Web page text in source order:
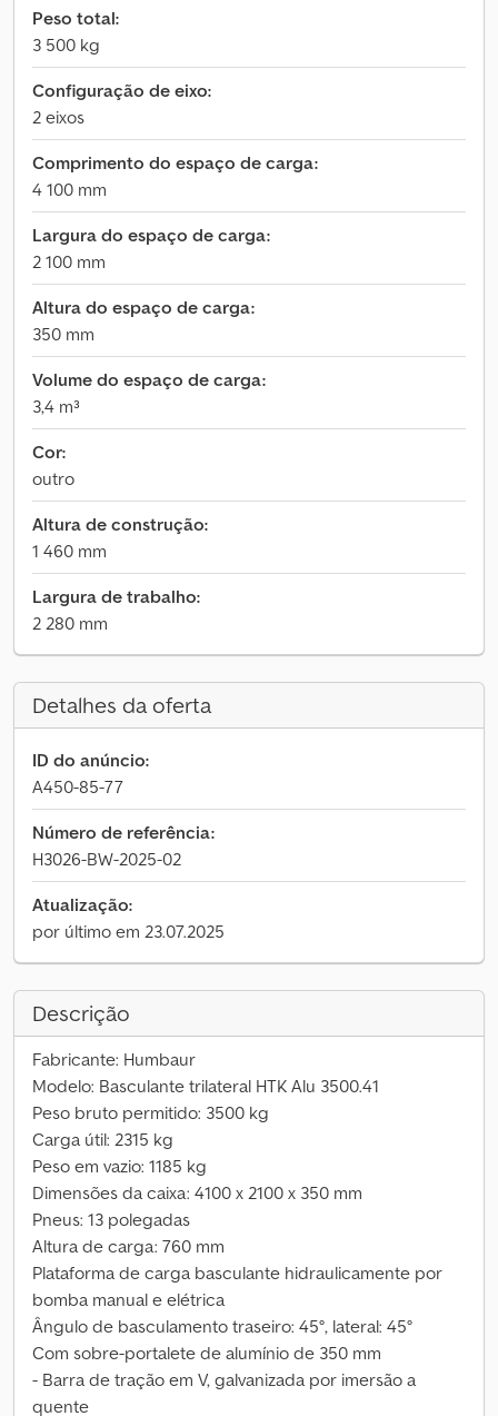
Peso total:
3 500 kg
Configuração de eixo:
2 eixos
Comprimento do espaço de carga:
4 100 mm
Largura do espaço de carga:
2 100 mm
Altura do espaço de carga:
350 mm
Volume do espaço de carga:
3,4 m³
Cor:
outro
Altura de construção:
1 460 mm
Largura de trabalho:
2 280 mm
Detalhes da oferta
ID do anúncio:
A450-85-77
Número de referência:
H3026-BW-2025-02
Atualização:
por último em 23.07.2025
Descrição
Fabricante: Humbaur
Modelo: Basculante trilateral HTK Alu 3500.41
Peso bruto permitido: 3500 kg
Carga útil: 2315 kg
Peso em vazio: 1185 kg
Dimensões da caixa: 4100 x 2100 x 350 mm
Pneus: 13 polegadas
Altura de carga: 760 mm
Plataforma de carga basculante hidraulicamente por
bomba manual e elétrica
Ângulo de basculamento traseiro: 45°, lateral: 45°
Com sobre-portalete de alumínio de 350 mm
- Barra de tração em V, galvanizada por imersão a
quente